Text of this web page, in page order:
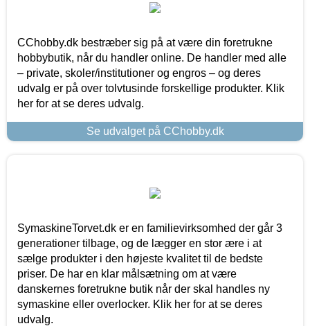
CChobby.dk bestræber sig på at være din foretrukne
hobbybutik, når du handler online. De handler med alle
– private, skoler/institutioner og engros – og deres
udvalg er på over tolvtusinde forskellige produkter. Klik
her for at se deres udvalg.
Se udvalget på CChobby.dk
SymaskineTorvet.dk er en familievirksomhed der går 3
generationer tilbage, og de lægger en stor ære i at
sælge produkter i den højeste kvalitet til de bedste
priser. De har en klar målsætning om at være
danskernes foretrukne butik når der skal handles ny
symaskine eller overlocker. Klik her for at se deres
udvalg.